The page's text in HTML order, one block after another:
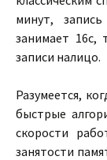
минут,
занимает 16с,
записи налицо.
Разумеется,
быстрые
скорости
занятости